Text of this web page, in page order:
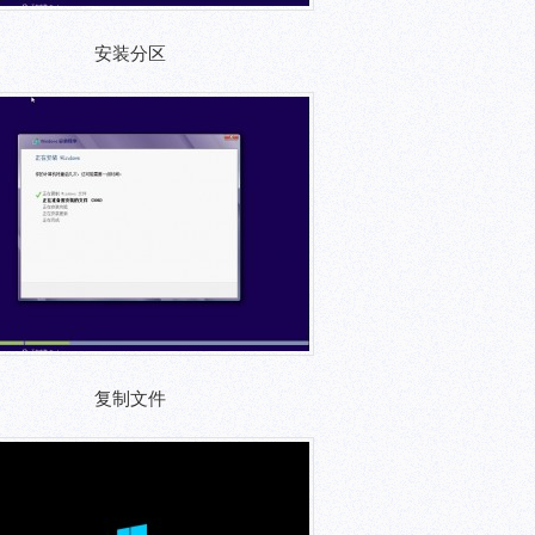
安装分区
复制文件